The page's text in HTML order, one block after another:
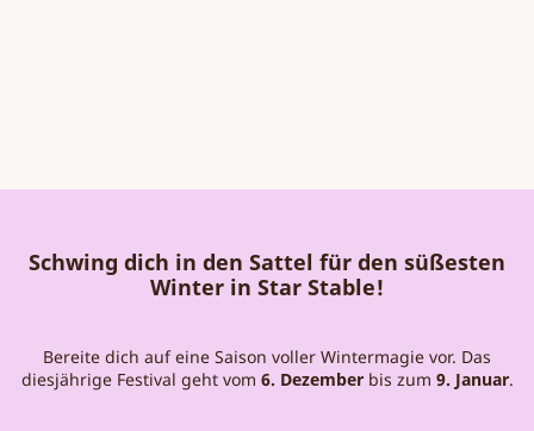
Schwing dich in den Sattel für den süßesten
Winter in Star Stable!
Bereite dich auf eine Saison voller Wintermagie vor. Das
diesjährige Festival geht vom 6. Dezemberbis zum 9. Januar.